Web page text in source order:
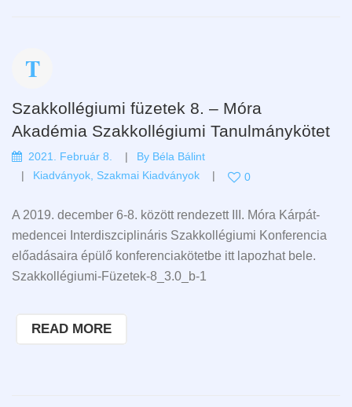
Szakkollégiumi füzetek 8. – Móra
Akadémia Szakkollégiumi Tanulmánykötet
2021. Február 8. By Béla Bálint
Kiadványok Szakmai Kiadványok 0
A 2019. december 6-8. között rendezett III. Móra Kárpát-
medencei Interdiszciplináris Szakkollégiumi Konferencia
előadásaira épülő konferenciakötetbe itt lapozhat bele.
Szakkollégiumi-Füzetek-8_3.0_b-1
READ MORE